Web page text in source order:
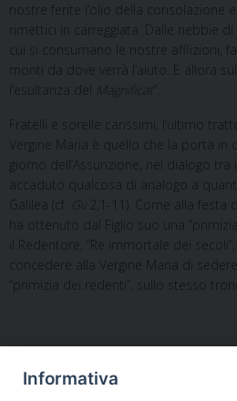
nostre ferite l’olio della consolazione
rimettici in carreggiata. Dalle nebbie
cui si consumano le nostre afflizioni,
monti da dove verrà l’aiuto. E allora
l’esultanza del
Magnificat
Fratelli e sorelle carissimi, l’ultimo
Vergine Maria è quello che la porta in
giorno dell’Assunzione, nel dialogo tra
accaduto qualcosa di analogo a
Galilea (cf.
Gv
2,1-11). Come alla
ha ottenuto dal Figlio suo una
il Redentore, “Re immortale dei
concedere alla Vergine Maria di
“primizia dei redenti”, sullo stesso
Informativa